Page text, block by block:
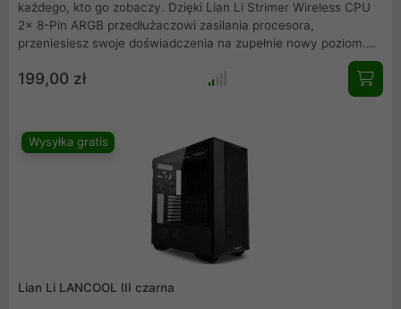
każdego, kto go zobaczy. Dzięki Lian Li Strimer Wireless CPU
2x 8-Pin ARGB przedłużaczowi zasilania procesora,
przeniesiesz swoje doświadczenia na zupełnie nowy poziom.
zasilanie do twojego procesora, ale także wprowadza
jak nigdy dotąd, tworząc niepowtarzalną atmosferę podczas
każdej rozgrywki czy pracy.
199,00 zł
Wysyłka gratis
Lian Li LANCOOL III czarna